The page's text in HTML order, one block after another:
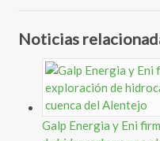
Noticias
Galp Energia y Eni